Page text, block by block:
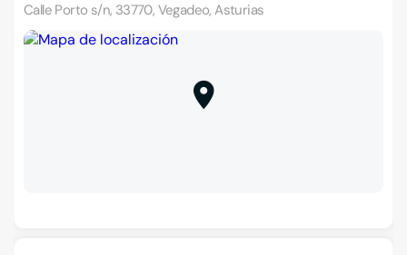
Calle Porto s/n, 33770, Vegadeo, Asturias